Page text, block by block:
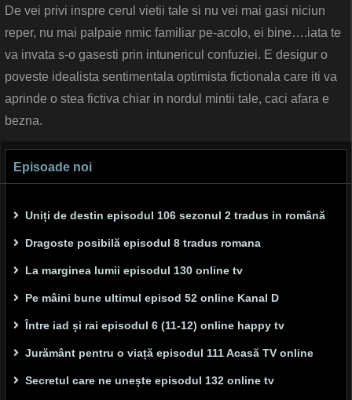
De vei privi inspre cerul vietii tale si nu vei mai gasi niciun
reper, nu mai palpaie nmic familiar pe-acolo, ei bine….iata te
va invata s-o gasesti prin intunericul confuziei. E desigur o
poveste idealista sentimentala optimista fictionala care iti va
aprinde o stea fictiva chiar in nordul mintii tale, caci afara e
bezna.
Episoade noi
Uniți de destin episodul 106 sezonul 2 tradus in română
Dragoste posibilă episodul 8 tradus romana
La marginea lumii episodul 130 online tv
Pe mâini bune ultimul episod 52 online Kanal D
Între iad și rai episodul 6 (11-12) online happy tv
Jurământ pentru o viață episodul 111 Acasă TV online
Secretul care ne unește episodul 132 online tv